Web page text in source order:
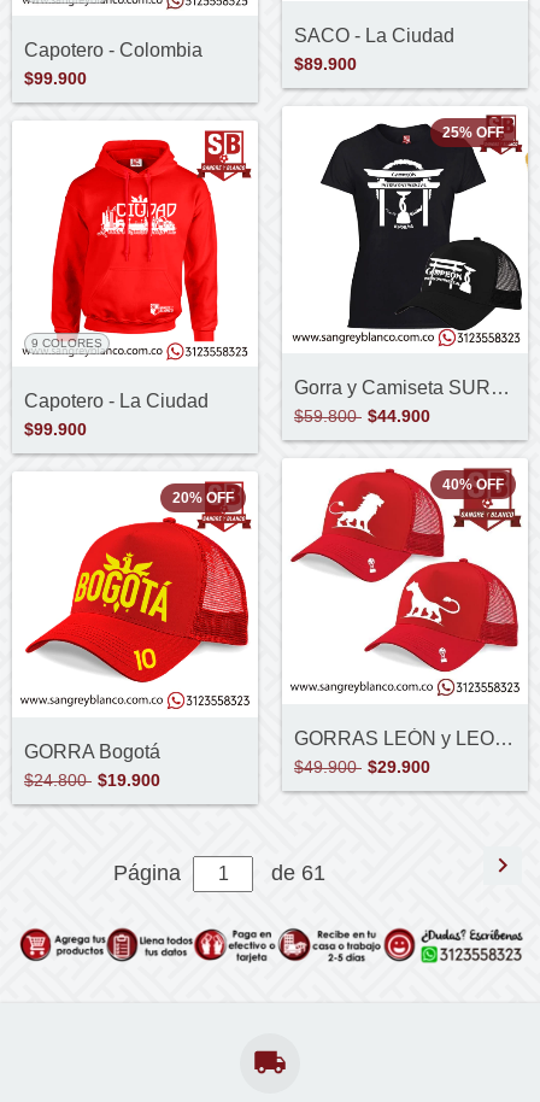
Capotero - Colombia
$99.900
SACO - La Ciudad
$89.900
9 COLORES
Capotero - La Ciudad
$99.900
25% OFF
Gorra y Camiseta SURUGA
$59.800 $44.900
20% OFF
GORRA Bogotá
$24.800 $19.900
40%OFF
GORRAS LEÓN y LEONA
$49.900 $29.900
Página de 61